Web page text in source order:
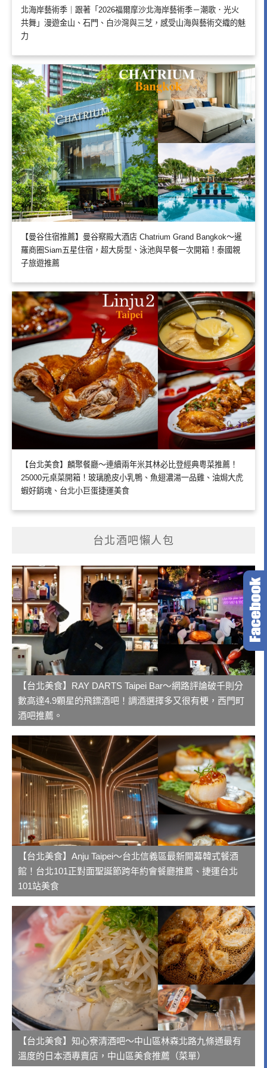
北海岸藝術季｜跟著「2026福爾摩沙北海岸藝術季－潮歌．光火
共舞」漫遊金山、石門、白沙灣與三芝，感受山海與藝術交織的魅
力
【曼谷住宿推薦】曼谷察殿大酒店 Chatrium Grand Bangkok～暹
羅商圈Siam五星住宿，超大房型、泳池與早餐一次開箱！泰國親
子旅遊推薦
【台北美食】麟聚餐廳～連續兩年米其林必比登經典粵菜推薦！
25000元桌菜開箱！玻璃脆皮小乳鴨、魚翅濃湯一品雞、油焗大虎
蝦好銷魂、台北小巨蛋捷運美食
台北酒吧懶人包
【台北美食】RAY DARTS Taipei Bar～網路評論破千則分
數高達4.9顆星的飛鏢酒吧！調酒選擇多又很有梗，西門町
酒吧推薦。
【台北美食】Anju Taipei～台北信義區最新開幕韓式餐酒
館！台北101正對面聖誕節跨年約會餐廳推薦、捷運台北
101站美食
【台北美食】知心寮清酒吧～中山區林森北路九條通最有
溫度的日本酒專賣店，中山區美食推薦（菜單）